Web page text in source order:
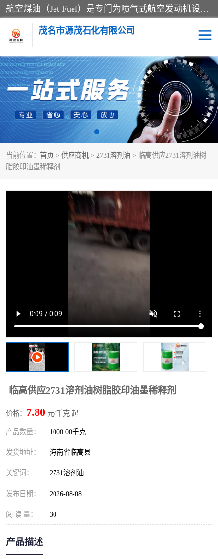
航空煤油（Jet Fuel）是专门为喷气式航空发动机设计的高纯度燃料，主要分为Jet A、Jet A-1和Jet B等类型。其特点是闪点高、低温流动性好，并添加了抗静电剂和抗氧化剂以确保飞行安全。航空煤油需
茂名市源茂石化有限公司
当前位置： 首页 > 供应商机 > 2731溶剂油 > 临高供应2731溶剂油树
脂胶印油墨稀释剂
临高供应2731溶剂油树脂胶印油墨稀释剂
价格： 7.80 元/千克 起
产品数量： 1000.00千克
发货地址： 海南省临高县
关键词： 2731溶剂油
发布日期： 2026-08-08
阅 读 量： 30
产品描述
RP3航空煤油 D20+D30溶剂油
D40+D60溶剂油 D80+D100溶剂油
6号+120号溶剂油 260号溶剂油
异构烷烃 天然乳胶
26+32号化妆级白油 46+68号化妆级白油